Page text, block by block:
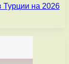
Турции на 2026